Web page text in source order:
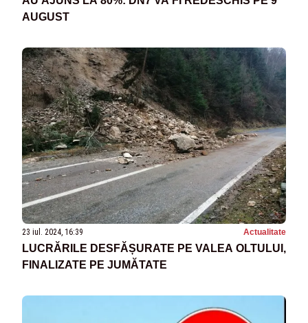
AUGUST
23 iul. 2024, 16:39 Actualitate
LUCRĂRILE DESFĂȘURATE PE VALEA OLTULUI,
FINALIZATE PE JUMĂTATE